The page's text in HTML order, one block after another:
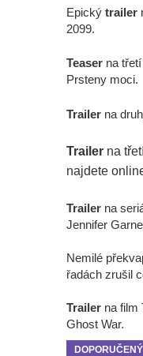
Epický trailer
2099.
Teaser na
Prsteny moci.
Trailer na
Trailer na
najdete
Trailer na
Jennifer
Nemilé
řadách zrušil
Trailer na film
Ghost War.